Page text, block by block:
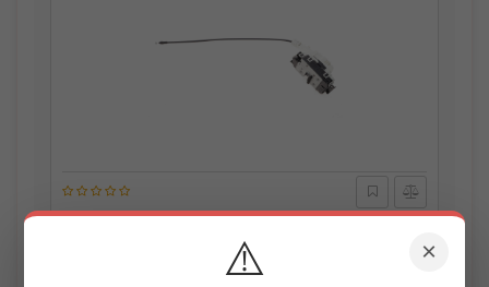
×
⚠️
BOGAP C5316104
Замок двері (передней/L) MB Sprinter (906) 06-